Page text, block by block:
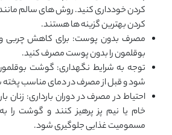
کردن خودداری کنید. روش‌ های سالم مانند
کردن بهترین گزینه ‌ها هستند.
مصرف بدون پوست: برای کاهش چربی
بوقلمون را بدون پوست مصرف کنید.
توجه به شرایط نگهداری: گوشت
شود و قبل از مصرف در دمای مناسب
احتیاط در مصرف در دوران بارداری: زنان
خام یا نیم ‌پز پرهیز کنند و گوشت را
مسمومیت غذایی جلوگیری شود.